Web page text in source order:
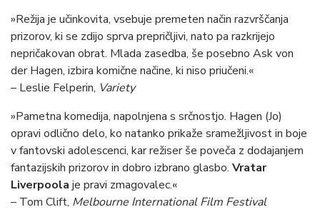
»Režija je učinkovita, vsebuje premeten način razvrščanja
prizorov, ki se zdijo sprva prepričljivi, nato pa razkrijejo
nepričakovan obrat. Mlada zasedba, še posebno Ask von
der Hagen, izbira komične načine, ki niso priučeni.«
– Leslie Felperin, Variety
»Pametna komedija, napolnjena s srčnostjo. Hagen (Jo)
opravi odlično delo, ko natanko prikaže sramežljivost in boje
v fantovski adolescenci, kar režiser še poveča z dodajanjem
fantazijskih prizorov in dobro izbrano glasbo. Vratar
Liverpoola je pravi zmagovalec.«
– Tom Clift, Melbourne International Film Festival